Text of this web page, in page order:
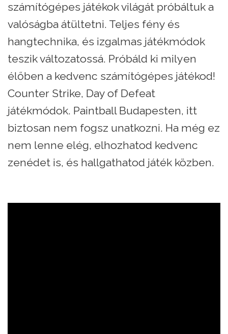
számítógépes játékok világát próbáltuk a
valóságba átültetni. Teljes fény és
hangtechnika, és izgalmas játékmódok
teszik változatossá. Próbáld ki milyen
élőben a kedvenc számítógépes játékod!
Counter Strike, Day of Defeat
játékmódok. Paintball Budapesten, itt
biztosan nem fogsz unatkozni. Ha még ez
nem lenne elég, elhozhatod kedvenc
zenédet is, és hallgathatod játék közben.